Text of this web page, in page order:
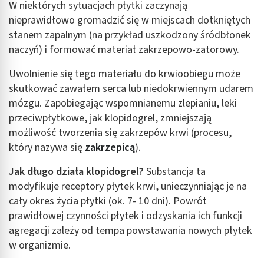
W niektórych sytuacjach płytki zaczynają
nieprawidłowo gromadzić się w miejscach dotkniętych
stanem zapalnym (na przykład uszkodzony śródbłonek
naczyń) i formować materiał zakrzepowo-zatorowy.
Uwolnienie się tego materiału do krwioobiegu może
skutkować zawałem serca lub niedokrwiennym udarem
mózgu. Zapobiegając wspomnianemu zlepianiu, leki
przeciwpłytkowe, jak klopidogrel, zmniejszają
możliwość tworzenia się zakrzepów krwi (procesu,
który nazywa się zakrzepicą).
Jak długo działa klopidogrel? Substancja ta
modyfikuje receptory płytek krwi, unieczynniając je na
cały okres życia płytki (ok. 7- 10 dni). Powrót
prawidłowej czynności płytek i odzyskania ich funkcji
agregacji zależy od tempa powstawania nowych płytek
w organizmie.